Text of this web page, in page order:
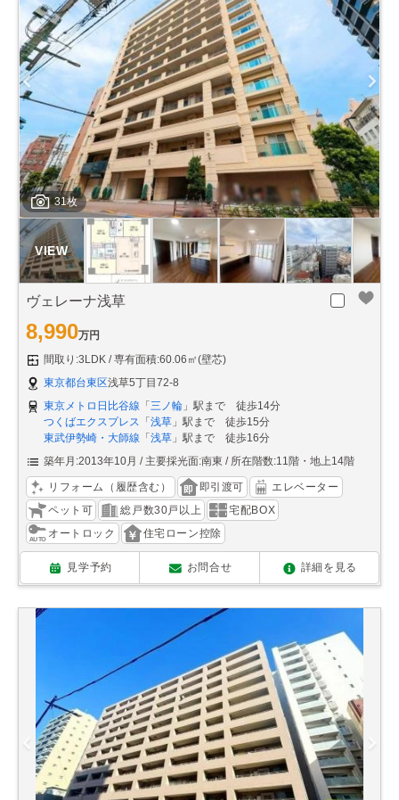
31枚
ヴェレーナ浅草
8,990万円
間取り:3LDK
専有面積:60.06㎡(壁芯)
東京都台東区浅草5丁目72-8
東京メトロ日比谷線 「 三ノ輪 」駅まで 徒歩14分
つくばエクスプレス 「 浅草 」駅まで 徒歩15分
東武伊勢崎・大師線 「 浅草 」駅まで 徒歩16分
築年月:2013年10月
主要採光面:南東 所在階数:11階・地上14階
リフォーム（履歴含む） 即引渡可
エレベーター
ペット可
総戸数30戸以上
宅配BOX
オートロック
住宅ローン控除
見学予約 お問合せ 詳細を見る